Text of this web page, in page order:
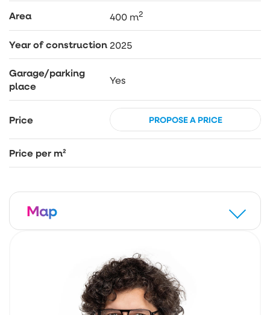
Area 400 m2
Year of construction 2025
Garage/parking
place
Yes
Price PROPOSE A PRICE
Price per m²
Map